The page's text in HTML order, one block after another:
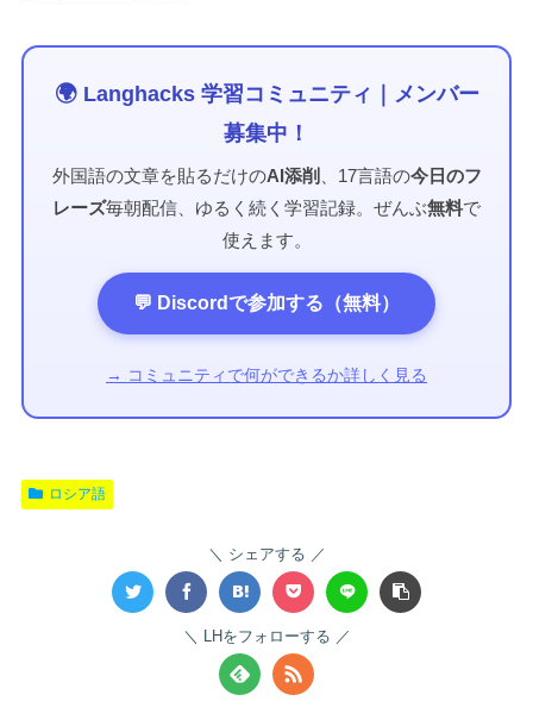
🌍 Langhacks 学習コミュニティ｜メンバー
募集中！
外国語の文章を貼るだけのAI添削 、17言語の今日のフ
レーズ毎朝配信、ゆるく続く学習記録。ぜんぶ無料で
使えます。
💬 Discordで参加する（無料）
→ コミュニティで何ができるか詳しく見る
ロシア語
シェアする
LHをフォローする